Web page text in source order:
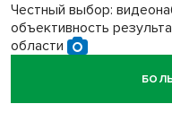
Честный выбор:
объективность
области
Кибертанки пошли в